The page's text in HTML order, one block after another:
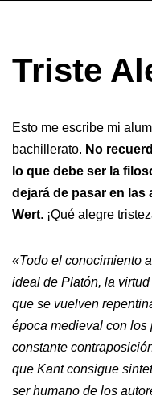
Triste
Esto me escribe mi
bachillerato. No
lo que debe ser la
dejará de pasar en las
Wert. ¡Qué alegre
«Todo el conocimiento
ideal de Platón, la
que se vuelven
época medieval con los
constante
que Kant consigue
ser humano de los